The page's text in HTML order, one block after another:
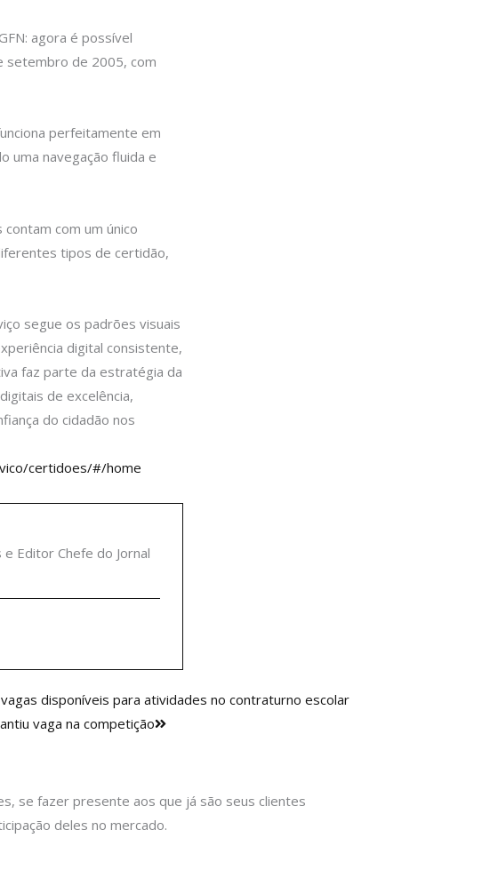
agora é possível
setembro de 2005, com
perfeitamente em
uma navegação fluida e
com um único
tipos de certidão,
segue os padrões visuais
digital consistente,
faz parte da estratégia da
de excelência,
do cidadão nos
certidoes/#/home
Editor Chefe do Jornal
disponíveis para atividades no contraturno escolar
vaga na competição
Próximo
se fazer presente aos que já são seus clientes
deles no mercado.